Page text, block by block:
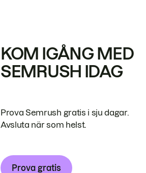
KOM IGÅNG MED
SEMRUSH IDAG
Prova Semrush gratis i sju dagar.
Avsluta när som helst.
Prova gratis